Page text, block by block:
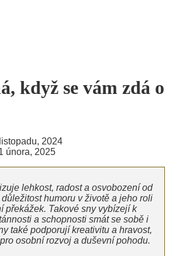
když se vám zdá o
2024
února, 2025
lehkost, radost a osvobození od
humoru v životě a jeho roli
překážek. Takové sny vybízejí k
a schopnosti smát se sobě i
také podporují kreativitu a hravost,
osobní rozvoj a duševní pohodu.